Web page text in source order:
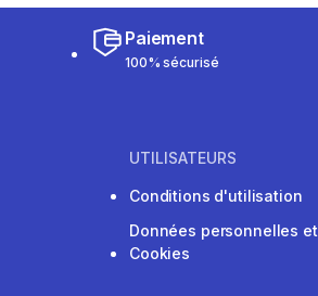
Paiement
100% sécurisé
UTILISATEURS
Conditions d'utilisation
Données personnelles et
Cookies